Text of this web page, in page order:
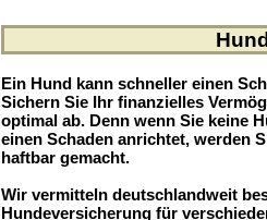
Ein Hund kann schneller einen
Sichern Sie Ihr finanzielles
optimal ab. Denn wenn Sie keine
einen Schaden anrichtet, werden
haftbar gemacht.
Wir vermitteln deutschlandweit
Hundeversicherung für